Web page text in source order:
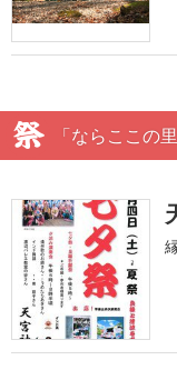
「ならここの